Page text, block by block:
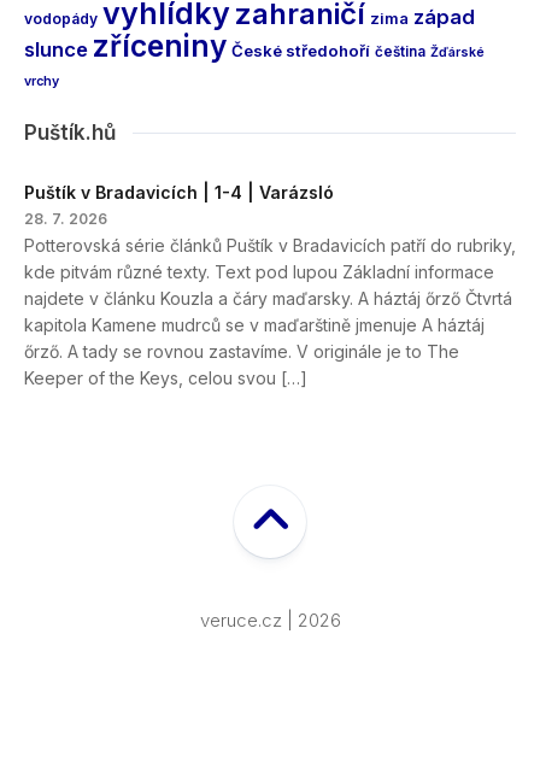
vodopády vyhlídkyzahraničí zima západ
slunce zříceniny České středohoří čeština Žďárské
vrchy
Puštík.hů
Puštík v Bradavicích | 1-4 | Varázsló
28. 7. 2026
Potterovská série článků Puštík v Bradavicích patří do rubriky,
kde pitvám různé texty. Text pod lupou Základní informace
najdete v článku Kouzla a čáry maďarsky. A háztáj őrző Čtvrtá
kapitola Kamene mudrců se v maďarštině jmenuje A háztáj
őrző. A tady se rovnou zastavíme. V originále je to The
Keeper of the Keys, celou svou […]
veruce.cz | 2026